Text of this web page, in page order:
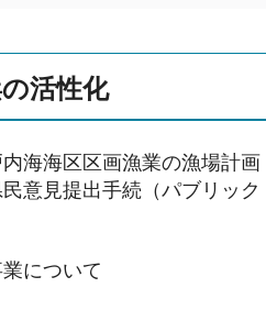
活性化
内海海区区画漁業の漁場計画
民意見提出手続（パブリック
について